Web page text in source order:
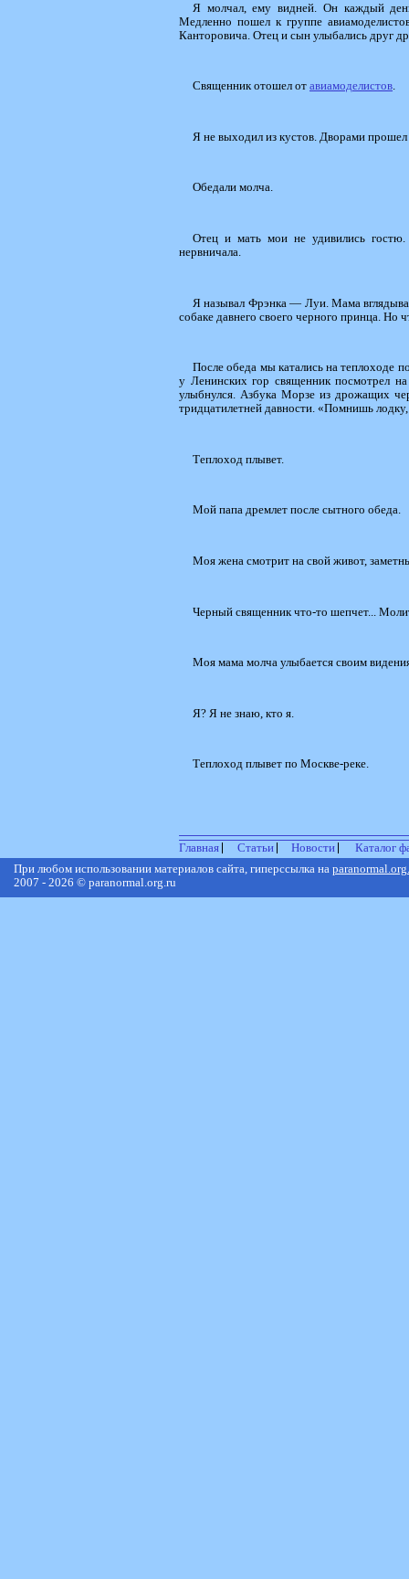
Я молчал, ему видней. Он каждый
Медленно пошел к группе
Канторовича. Отец и сын улыбались друг
Священник отошел от авиамоделистов.
Я не выходил из кустов. Дворами
Обедали молча.
Отец и мать мои не удивились
нервничала.
Я называл Фрэнка — Луи. Мама
собаке давнего своего черного принца. Но
После обеда мы катались на теплоходе
у Ленинских гор священник посмотрел
улыбнулся. Азбука Морзе из дрожащих
тридцатилетней давности. «Помнишь
Теплоход плывет.
Мой папа дремлет после сытного обеда.
Моя жена смотрит на свой живот,
Черный священник что-то шепчет...
Моя мама молча улыбается своим
Я? Я не знаю, кто я.
Теплоход плывет по Москве-реке.
Главная Статьи Новости
Каталог
При любом использовании материалов сайта, гиперссылка на
2007 - 2026 © paranormal.org.ru